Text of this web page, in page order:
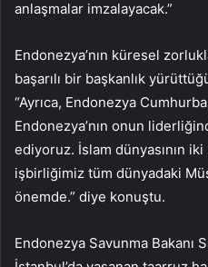
anlaşmalar imzalayacak.”
Endonezya’nın küresel
başarılı bir başkanlık
“Ayrıca, Endonezya
Endonezya’nın onun
ediyoruz. İslam dünyasının
işbirliğimiz tüm dünyadaki
önemde.” diye konuştu.
Endonezya Savunma Bakanı